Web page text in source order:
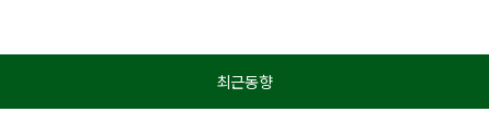
최근동향